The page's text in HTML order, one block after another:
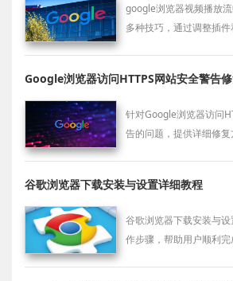
google浏览器视频播放
多种技巧，通过调整插
Google浏览器访问HTTPS网站安全警告
针对Google浏览器访问
告的问题，提供详细修
谷歌浏览器下载安装与设置详细教程
谷歌浏览器下载安装与
作步骤，帮助用户顺利